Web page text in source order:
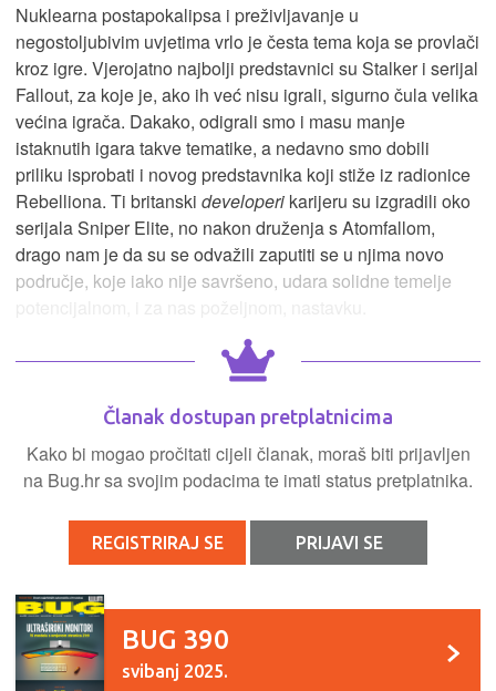
Nuklearna postapokalipsa i preživljavanje u
negostoljubivim uvjetima vrlo je česta tema koja se provlači
kroz igre. Vjerojatno najbolji predstavnici su Stalker i serijal
Fallout, za koje je, ako ih već nisu igrali, sigurno čula velika
većina igrača. Dakako, odigrali smo i masu manje
istaknutih igara takve tematike, a nedavno smo dobili
priliku isprobati i novog predstavnika koji stiže iz radionice
Rebelliona. Ti britanski developeri karijeru su izgradili oko
serijala Sniper Elite, no nakon druženja s Atomfallom,
drago nam je da su se odvažili zaputiti se u njima novo
područje, koje iako nije savršeno, udara solidne temelje
Članak dostupan pretplatnicima
Kako bi mogao pročitati cijeli članak, moraš biti prijavljen
na Bug.hr sa svojim podacima te imati status pretplatnika.
REGISTRIRAJ SE PRIJAVI SE
BUG 390
svibanj 2025.